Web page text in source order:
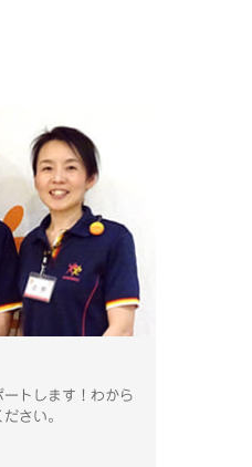
トします！わから
さい。